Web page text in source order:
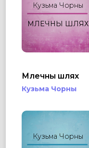
Кузьма Чорны
МЛЕЧНЫ ШЛЯХ
Млечны шлях
Кузьма Чорны
Кузьма Чорны